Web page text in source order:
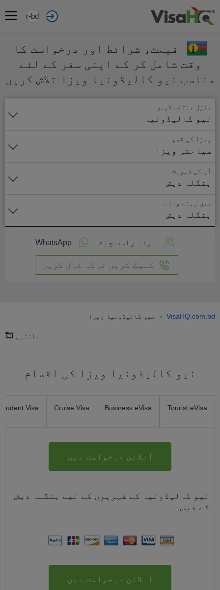
ur-bd
قیمت، شرائط اور درخواست کا
وقت شامل کر کے اپنی سفر کے لئے
مناسب نیو کالیڈونیا ویزا تلاش کریں
منزل منتخب کریں
نیو کالیڈونیا
ویزا کی قسم
سیاحتی ویزا
آپ کی شہریت
بنگلہ دیش
میں رہنے والے
بنگلہ دیش
براہ راست چیٹ WhatsApp
کلیک کریں تاکہ کال کریں
VisaHQ.com.bd
› نیو کالیڈونیا ویزا
بانٹیں
نیو کالیڈونیا ویزا کی اقسام
Tourist eVisa
Business eVisa
Cruise Visa
Student Visa
آنلائن درخواست دیں
نیو کالیڈونیا کے شہریوں کے لیے بنگلہ دیش
کے فیس
آنلائن درخواست دیں